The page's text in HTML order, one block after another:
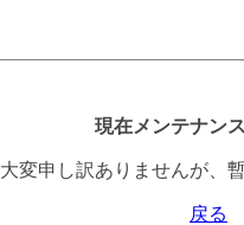
現在メンテナン
大変申し訳ありませんが、
戻る